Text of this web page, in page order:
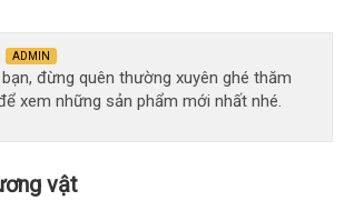
ADMIN
đừng quên thường xuyên ghé thăm
xem những sản phẩm mới nhất nhé.
vật